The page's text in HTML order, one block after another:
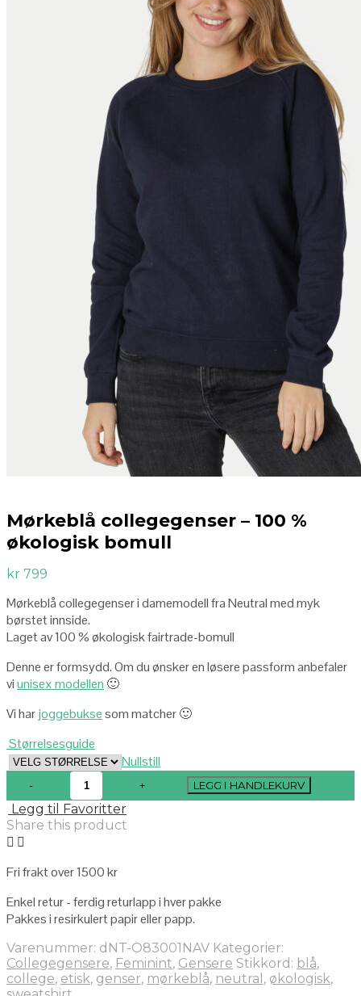
Mørkeblå collegegenser – 100 %
økologisk bomull
kr 799
Mørkeblå collegegenser i damemodell fra Neutral med myk
børstet innside.
Laget av 100 % økologisk fairtrade-bomull
Denne er formsydd. Om du ønsker en løsere passform anbefaler
viunisex modellen 🙂
Vi harjoggebuksesom matcher 🙂
Størrelsesguide
Nullstill
LEGG I HANDLEKURV
Legg til Favoritter
Share this product
Fri frakt over 1500 kr
Enkel retur - ferdig returlapp i hver pakke
Pakkes i resirkulert papir eller papp.
Varenummer: dNT-O83001NAV Kategorier:
Collegegensere, Feminint, Gensere Stikkord: blå,
college, etisk, genser, mørkeblå, neutral , økologisk,